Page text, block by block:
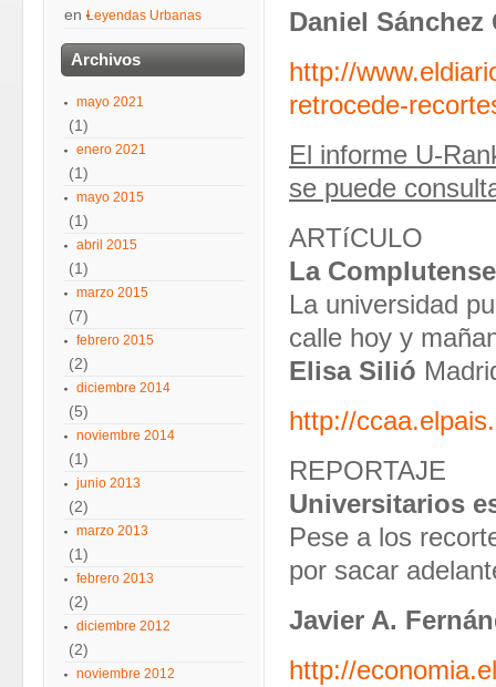
Daniel Sánchez
http://
retrocede-
El informe U-
se puede
ARTíCULO
La
La universidad
calle hoy y
Elisa Silió
http://
REPORTAJE
Universitarios
Pese a los
por sacar
Javier A.
http://
en Leyendas Urbanas
Archivos
mayo 2021
(1)
enero 2021
(1)
mayo 2015
(1)
abril 2015
(1)
marzo 2015
(7)
febrero 2015
(2)
diciembre 2014
(5)
noviembre 2014
(1)
junio 2013
(2)
marzo 2013
(1)
febrero 2013
(2)
diciembre 2012
(2)
noviembre 2012